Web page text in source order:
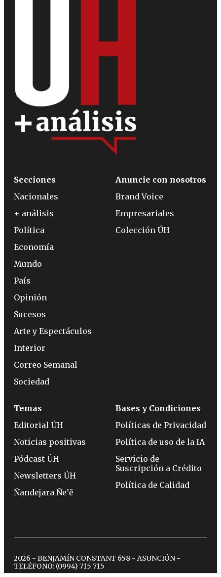
Secciones
Nacionales
+ análisis
Política
Economía
Mundo
País
Opinión
Sucesos
Arte y Espectáculos
Interior
Correo Semanal
Sociedad
Anuncie con nosotros
Brand Voice
Empresariales
Colección ÚH
Temas
Editorial ÚH
Noticias positivas
Pódcast ÚH
Newsletters ÚH
Ñandejara Ñe’ẽ
Bases y Condiciones
Políticas de Privacidad
Política de uso de la IA
Servicio de
Suscripción a Crédito
Política de Calidad
2026 - BENJAMÍN CONSTANT 658 - ASUNCIÓN -
TELÉFONO: (0994) 715 715